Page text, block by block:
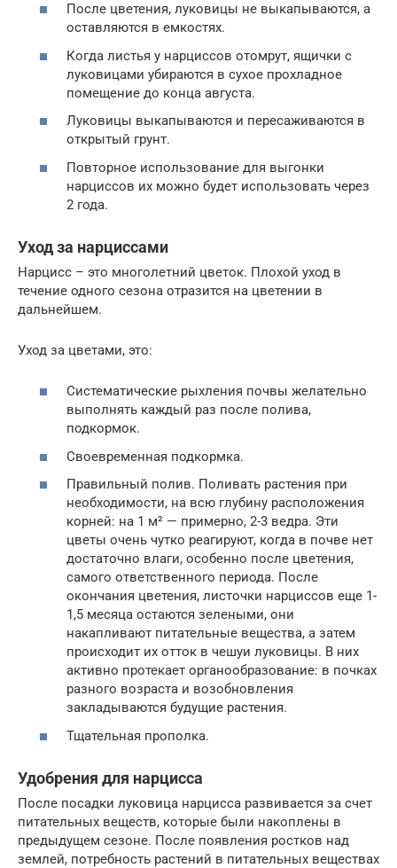
После цветения, луковицы не выкапываются, а
оставляются в емкостях.
Когда листья у нарциссов отомрут, ящички с
луковицами убираются в сухое прохладное
помещение до конца августа.
Луковицы выкапываются и пересаживаются в
открытый грунт.
Повторное использование для выгонки
нарциссов их можно будет использовать через
2 года.
Уход за нарциссами
Нарцисс – это многолетний цветок. Плохой уход в
течение одного сезона отразится на цветении в
дальнейшем.
Уход за цветами, это:
Систематические рыхления почвы желательно
выполнять каждый раз после полива,
подкормок.
Своевременная подкормка.
Правильный полив. Поливать растения при
необходимости, на всю глубину расположения
корней: на 1 м² — примерно, 2-3 ведра. Эти
цветы очень чутко реагируют, когда в почве нет
достаточно влаги, особенно после цветения,
самого ответственного периода. После
окончания цветения, листочки нарциссов еще 1-
1,5 месяца остаются зелеными, они
накапливают питательные вещества, а затем
происходит их отток в чешуи луковицы. В них
активно протекает органообразование: в почках
разного возраста и возобновления
закладываются будущие растения.
Тщательная прополка.
Удобрения для нарцисса
После посадки луковица нарцисса развивается за счет
питательных веществ, которые были накоплены в
предыдущем сезоне. После появления ростков над
землей, потребность растений в питательных веществах